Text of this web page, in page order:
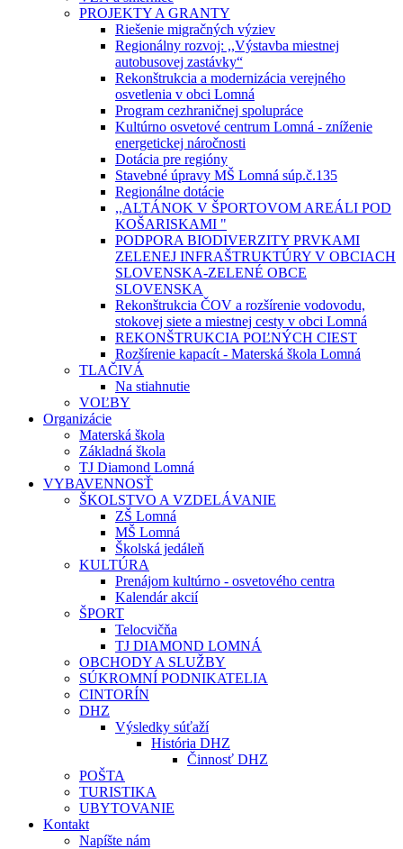
PROJEKTY A GRANTY
Riešenie migračných výziev
Regionálny rozvoj: ,,Výstavba miestnej
autobusovej zastávky“
Rekonštrukcia a modernizácia verejného
osvetlenia v obci Lomná
Program cezhraničnej spolupráce
Kultúrno osvetové centrum Lomná - zníženie
energetickej náročnosti
Dotácia pre regióny
Stavebné úpravy MŠ Lomná súp.č.135
Regionálne dotácie
,,ALTÁNOK V ŠPORTOVOM AREÁLI POD
KOŠARISKAMI "
PODPORA BIODIVERZITY PRVKAMI
ZELENEJ INFRAŠTRUKTÚRY V OBCIACH
SLOVENSKA-ZELENÉ OBCE
SLOVENSKA
Rekonštrukcia ČOV a rozšírenie vodovodu,
stokovej siete a miestnej cesty v obci Lomná
REKONŠTRUKCIA POĽNÝCH CIEST
Rozšírenie kapacít - Materská škola Lomná
TLAČIVÁ
Na stiahnutie
VOĽBY
Organizácie
Materská škola
Základná škola
TJ Diamond Lomná
VYBAVENNOSŤ
ŠKOLSTVO A VZDELÁVANIE
ZŠ Lomná
MŠ Lomná
Školská jedáleň
KULTÚRA
Prenájom kultúrno - osvetového centra
Kalendár akcií
ŠPORT
Telocvičňa
TJ DIAMOND LOMNÁ
OBCHODY A SLUŽBY
SÚKROMNÍ PODNIKATELIA
CINTORÍN
DHZ
Výsledky súťaží
História DHZ
Činnosť DHZ
POŠTA
TURISTIKA
UBYTOVANIE
Kontakt
Napíšte nám